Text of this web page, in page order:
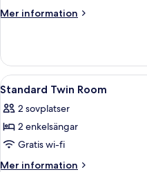
Mer information
Mer
tvåbäddsrum
Öppna
alla
foton
för
Standard
Twin
1
Standard Twin Room
2 sovplatser
2 enkelsängar
Gratis wi-fi
Mer information
Mer